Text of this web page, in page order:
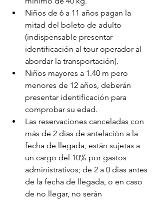
Niños de 6 a 11 años pagan la
mitad del boleto de adulto
(indispensable presentar
identificación al tour operador al
abordar la transportación).
Niños mayores a 1.40 m pero
menores de 12 años, deberán
presentar identificación para
comprobar su edad.
Las reservaciones canceladas con
más de 2 días de antelación a la
fecha de llegada, están sujetas a
un cargo del 10% por gastos
administrativos; de 2 a 0 días antes
de la fecha de llegada, o en caso
de no llegar, no serán